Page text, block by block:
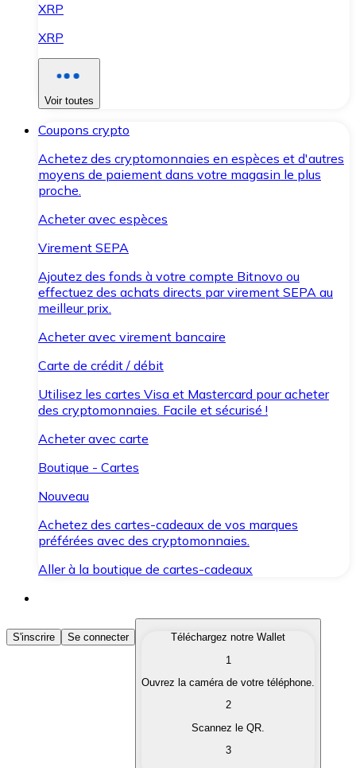
XRP
XRP
Voir toutes
Coupons crypto
Achetez des cryptomonnaies en espèces et d'autres
moyens de paiement dans votre magasin le plus
proche.
Acheter avec espèces
Virement SEPA
Ajoutez des fonds à votre compte Bitnovo ou
effectuez des achats directs par virement SEPA au
meilleur prix.
Acheter avec virement bancaire
Carte de crédit / débit
Utilisez les cartes Visa et Mastercard pour acheter
des cryptomonnaies. Facile et sécurisé !
Acheter avec carte
Boutique - Cartes
Nouveau
Achetez des cartes-cadeaux de vos marques
préférées avec des cryptomonnaies.
Aller à la boutique de cartes-cadeaux
Acheter des Cryptomonnaies
Achetez les cryptomonnaies qui vous intéressent
Convertissez vos cryptomonnaies en monnaie
S'inscrire Se connecter
Téléchargez notre Wallet
1
Ouvrez la caméra de votre téléphone.
2
Scannez le QR.
3